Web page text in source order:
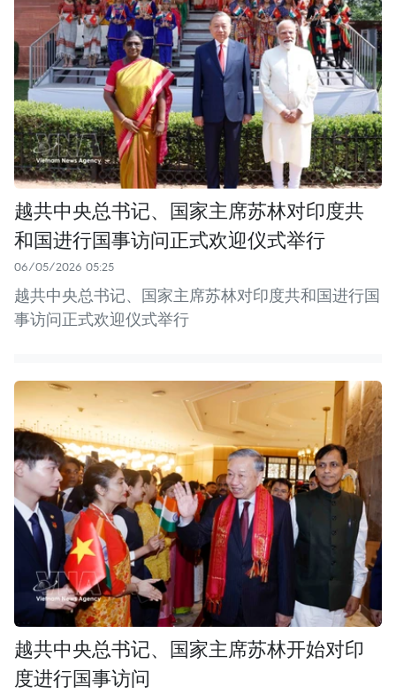
越共中央总书记、国家主席苏林对印度共
和国进行国事访问正式欢迎仪式举行
06/05/2026 05:25
越共中央总书记、国家主席苏林对印度共和国进行国
事访问正式欢迎仪式举行
越共中央总书记、国家主席苏林开始对印
度进行国事访问